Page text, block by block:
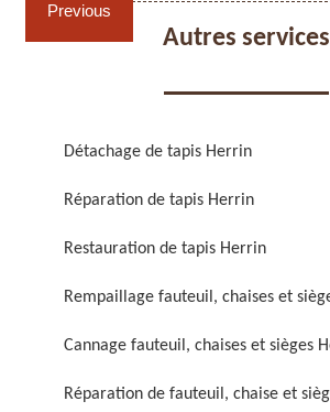
chaise et siège 59
Previous
Autres services
Détachage de tapis Herrin
Réparation de tapis Herrin
Restauration de tapis Herrin
Rempaillage fauteuil, chaises et
Cannage fauteuil, chaises et sièges
Réparation de fauteuil, chaise et